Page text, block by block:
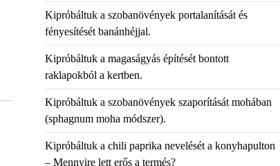
Kipróbáltuk a szobanövények portalanítását és
fényesítését banánhéjjal.
Kipróbáltuk a magaságyás építését bontott
raklapokból a kertben.
Kipróbáltuk a szobanövények szaporítását mohában
(sphagnum moha módszer).
Kipróbáltuk a chili paprika nevelését a konyhapulton
– Mennyire lett erős a termés?